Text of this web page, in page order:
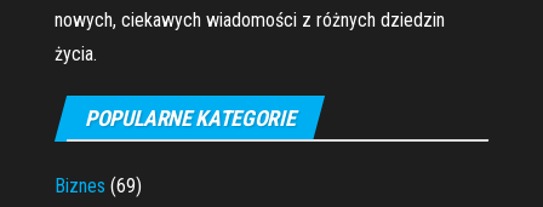
nowych, ciekawych wiadomości z różnych dziedzin
życia.
POPULARNE KATEGORIE
Biznes (69)